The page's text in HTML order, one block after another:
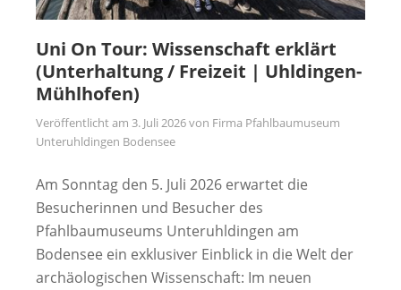
Uni On Tour: Wissenschaft erklärt
(Unterhaltung / Freizeit | Uhldingen-
Mühlhofen)
Veröffentlicht am 3. Juli 2026von Firma Pfahlbaumuseum
Unteruhldingen Bodensee
Am Sonntag den 5. Juli 2026 erwartet die
Besucherinnen und Besucher des
Pfahlbaumuseums Unteruhldingen am
Bodensee ein exklusiver Einblick in die Welt der
archäologischen Wissenschaft: Im neuen